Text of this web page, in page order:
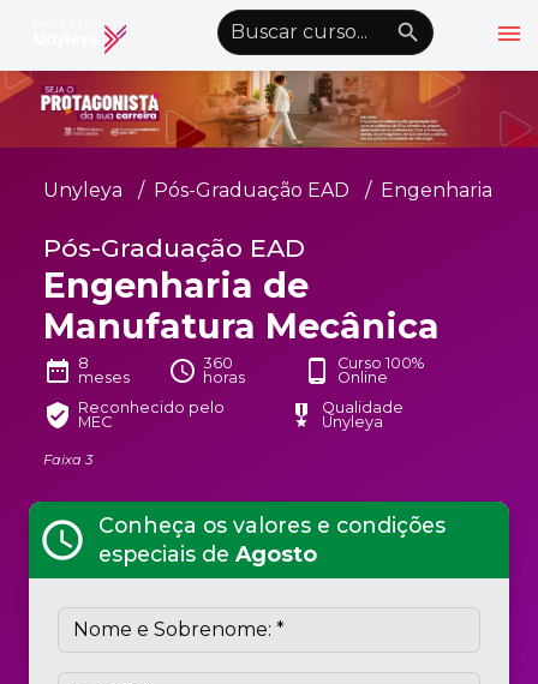
menu
emoji_objectsAlto Contraste nights_stay wb_sunny
Graduação EAD
Atualização Profissional
Conheça a Unyleya keyboard_arrow_down
Alianças Acadêmicas
Convênios
keyboard_arrow_down
person Área do Aluno Quero ser Aluno
Unyleya Pós-Graduação EAD Engenharia
Pós-Graduação EAD
Engenharia de
Manufatura Mecânica
date_range 8
meses
schedule 360
horas
phone_android
Curso 100%
Online
verified_user Reconhecido pelo
MEC
military_tech
Qualidade
Unyleya
Faixa 3
schedule
Conheça os valores e condições
especiais de Agosto